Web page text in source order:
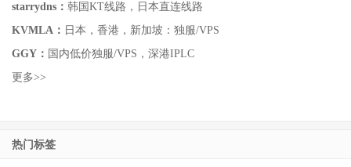
starrydns： 韩国KT线路，日本直连线路
KVMLA： 日本，香港，新加坡：独服/VPS
GGY： 国内低价独服/VPS，深港IPLC
更多>>
热门标签